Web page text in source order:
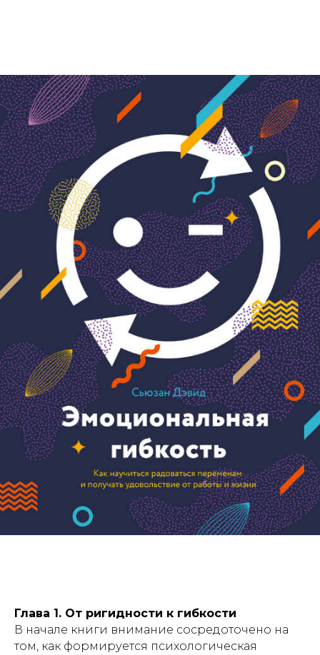
Глава 1. От ригидности к гибкости
В начале книги внимание сосредоточено на
том, как формируется психологическая